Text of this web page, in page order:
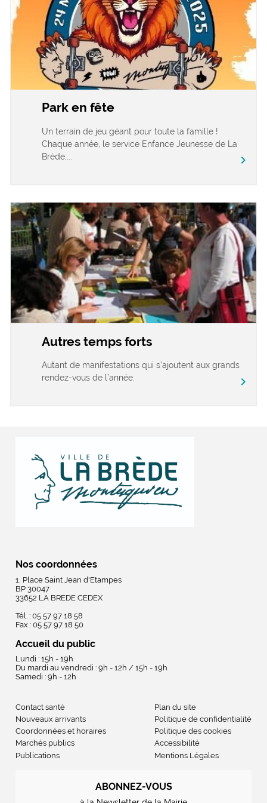
Park en fête
Un terrain de jeu géant pour toute la famille !
Chaque année, le service Enfance Jeunesse de La
Brède,...
chevron_right
Autres temps forts
Autant de manifestations qui s’ajoutent aux grands
rendez-vous de l’année.
chevron_right
Nos coordonnées
1, Place Saint Jean d'Etampes
BP 30047
33652 LA BREDE CEDEX
Tél. : 05 57 97 18 58
Fax : 05 57 97 18 50
Accueil du public
Lundi : 15h - 19h
Du mardi au vendredi : 9h - 12h / 15h - 19h
Samedi : 9h - 12h
Contact santé
Nouveaux arrivants
Coordonnées et horaires
Marchés publics
Publications
Plan du site
Politique de confidentialité
Politique des cookies
Accessibilité
Mentions Légales
ABONNEZ-VOUS